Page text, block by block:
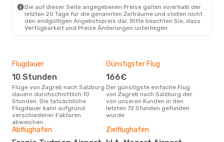
Die auf dieser Seite angegebenen Preise galten innerhalb der
letzten 20 Tage für die genannten Zeiträume und stellen nicht
den endgültigen Angebotspreis dar. Bitte beachten Sie, dass
Verfügbarkeit und Preise Änderungen unterliegen.
Flugdauer
10 Stunden
Flüge von Zagreb nach Salzburg
dauern durchschnittlich 10
Stunden. Die tatsächliche
Flugdauer kann aufgrund
verschiedener Faktoren
abweichen.
Günstigster Flug
166€
Der günstigste einfache Flug
von Zagreb nach Salzburg der
von unseren Kunden in den
letzten 72 Stunden gefunden
wurde
Abflughafen Zielflughafen